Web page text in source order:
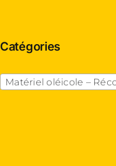
Catégories
Matériel oléicole – Récolte des